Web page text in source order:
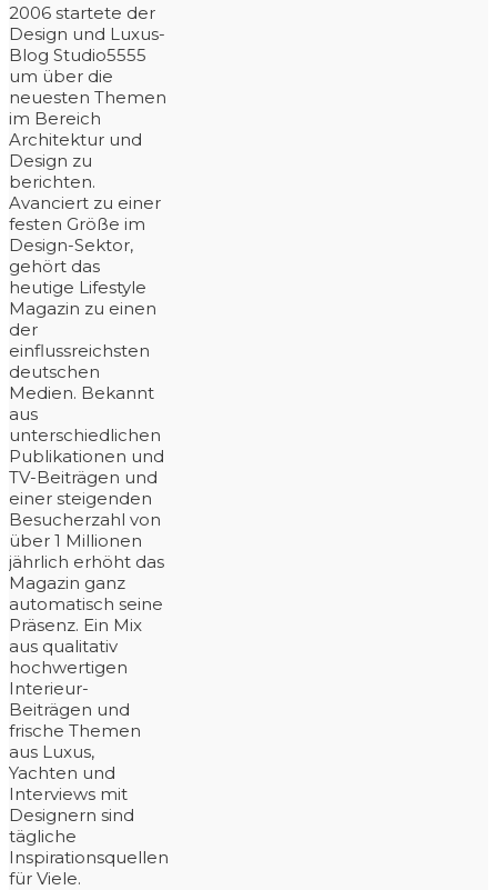
2006 startete der
Design und Luxus-
Blog Studio5555
um über die
neuesten Themen
im Bereich
Architektur und
Design zu
berichten.
Avanciert zu einer
festen Größe im
Design-Sektor,
gehört das
heutige Lifestyle
Magazin zu einen
der
einflussreichsten
deutschen
Medien. Bekannt
aus
unterschiedlichen
Publikationen und
TV-Beiträgen und
einer steigenden
Besucherzahl von
über 1 Millionen
jährlich erhöht das
Magazin ganz
automatisch seine
Präsenz. Ein Mix
aus qualitativ
hochwertigen
Interieur-
Beiträgen und
frische Themen
aus Luxus,
Yachten und
Interviews mit
Designern sind
tägliche
Inspirationsquellen
für Viele.